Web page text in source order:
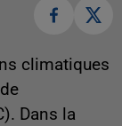
climatiques
Dans la